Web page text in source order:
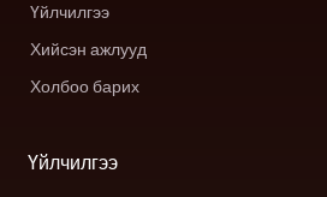
Үйлчилгээ
Хийсэн ажлууд
Холбоо барих
Үйлчилгээ